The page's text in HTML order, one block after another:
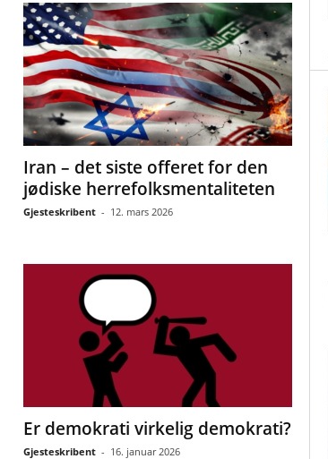
Iran – det siste offeret for den
jødiske herrefolksmentaliteten
Gjesteskribent - 12. mars 2026
Er demokrati virkelig demokrati?
Gjesteskribent - 16. januar 2026